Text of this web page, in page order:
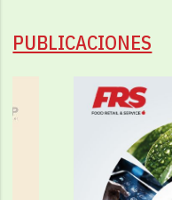
PUBLICACIONES